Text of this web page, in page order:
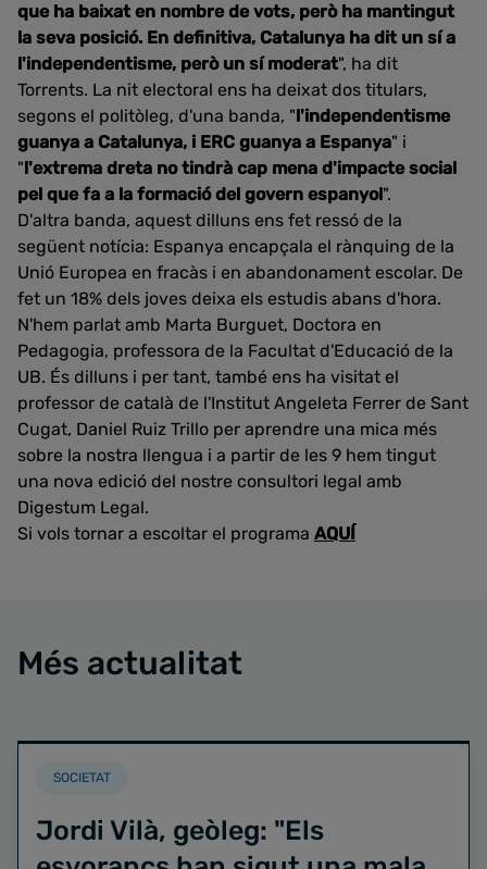
que ha baixat en nombre de vots, però ha mantingut
la seva posició. En definitiva, Catalunya ha dit un sí a
l'independentisme, però un sí moderat", ha dit
Torrents. La nit electoral ens ha deixat dos titulars,
segons el politòleg, d'una banda, "l'independentisme
guanya a Catalunya, i ERC guanya a Espanya" i
"l'extrema dreta no tindrà cap mena d'impacte social
pel que fa a la formació del govern espanyol".
D'altra banda, aquest dilluns ens fet ressó de la
següent notícia: Espanya encapçala el rànquing de la
Unió Europea en fracàs i en abandonament escolar. De
fet un 18% dels joves deixa els estudis abans d'hora.
N'hem parlat amb Marta Burguet, Doctora en
Pedagogia, professora de la Facultat d'Educació de la
UB. És dilluns i per tant, també ens ha visitat el
professor de català de l'Institut Angeleta Ferrer de Sant
Cugat, Daniel Ruiz Trillo per aprendre una mica més
sobre la nostra llengua i a partir de les 9 hem tingut
una nova edició del nostre consultori legal amb
Digestum Legal.
Si vols tornar a escoltar el programa AQUÍ
Més actualitat
SOCIETAT
Jordi Vilà, geòleg: "Els